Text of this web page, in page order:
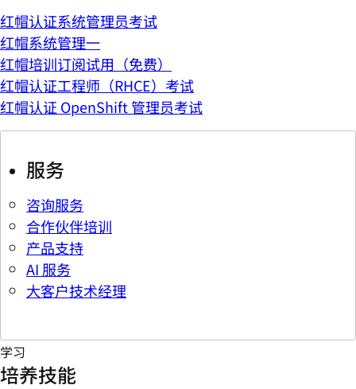
红帽认证系统管理员考试
红帽系统管理一
红帽培训订阅试用（免费）
红帽认证工程师（RHCE）考试
红帽认证 OpenShift 管理员考试
服务
咨询服务
合作伙伴培训
产品支持
AI 服务
大客户技术经理
学习
培养技能